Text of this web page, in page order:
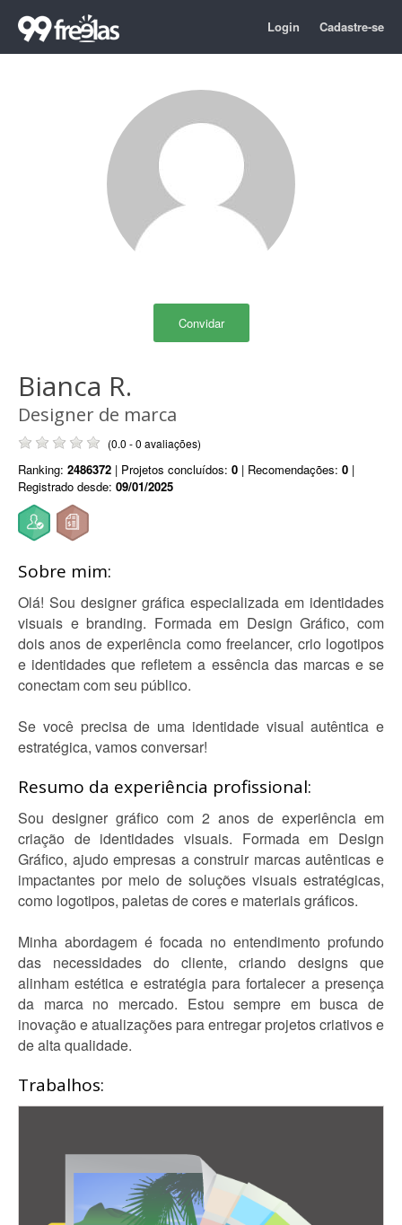
Login Cadastre-se
Convidar
Bianca R.
Designer de marca
(0.0 - 0 avaliações)
Ranking: 2486372 | Projetos concluídos: 0 | Recomendações: 0 |
Registrado desde: 09/01/2025
Sobre mim:
Olá! Sou designer gráfica especializada em identidades
visuais e branding. Formada em Design Gráfico, com
dois anos de experiência como freelancer, crio logotipos
e identidades que refletem a essência das marcas e se
conectam com seu público.
Se você precisa de uma identidade visual autêntica e
estratégica, vamos conversar!
Resumo da experiência profissional:
Sou designer gráfico com 2 anos de experiência em
criação de identidades visuais. Formada em Design
Gráfico, ajudo empresas a construir marcas autênticas e
impactantes por meio de soluções visuais estratégicas,
como logotipos, paletas de cores e materiais gráficos.
Minha abordagem é focada no entendimento profundo
das necessidades do cliente, criando designs que
alinham estética e estratégia para fortalecer a presença
da marca no mercado. Estou sempre em busca de
inovação e atualizações para entregar projetos criativos e
de alta qualidade.
Trabalhos: